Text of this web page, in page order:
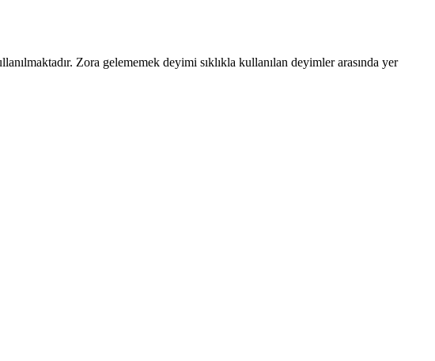
Zora gelememek deyimi sıklıkla kullanılan deyimler arasında yer